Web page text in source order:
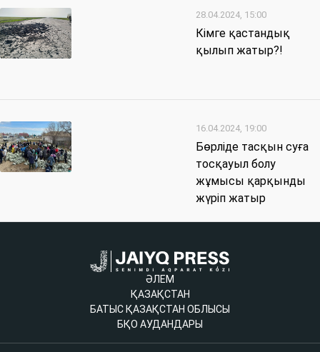
28.04.2024, 15:00
Кімге қастандық
қылып жатыр?!
16.04.2024, 19:00
Бөрліде тасқын суға
тосқауыл болу
жұмысы қарқынды
жүріп жатыр
ӘЛЕМ
ҚАЗАҚСТАН
БАТЫС ҚАЗАҚСТАН ОБЛЫСЫ
БҚО АУДАНДАРЫ